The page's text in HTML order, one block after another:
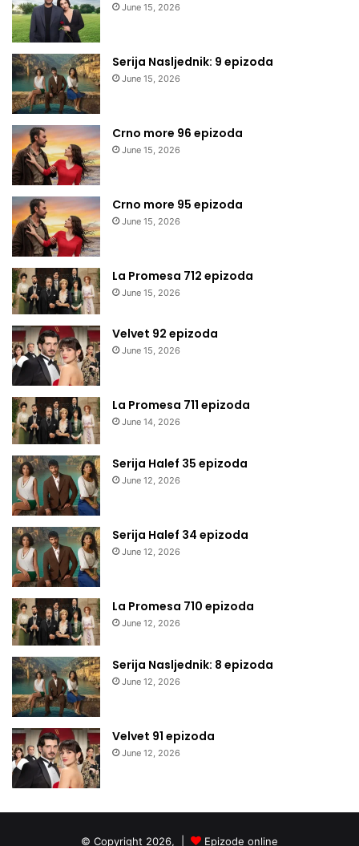
June 15, 2026
Serija Nasljednik: 9 epizoda
June 15, 2026
Crno more 96 epizoda
June 15, 2026
Crno more 95 epizoda
June 15, 2026
La Promesa 712 epizoda
June 15, 2026
Velvet 92 epizoda
June 15, 2026
La Promesa 711 epizoda
June 14, 2026
Serija Halef 35 epizoda
June 12, 2026
Serija Halef 34 epizoda
June 12, 2026
La Promesa 710 epizoda
June 12, 2026
Serija Nasljednik: 8 epizoda
June 12, 2026
Velvet 91 epizoda
June 12, 2026
© Copyright 2026, | Epizode online